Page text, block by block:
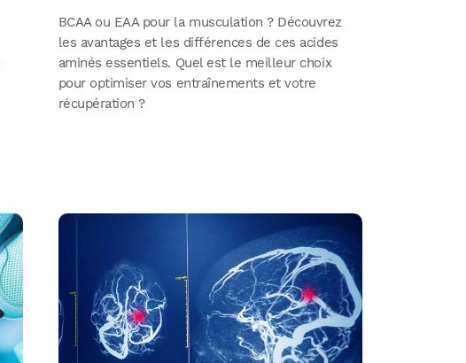
BCAA ou EAA pour la musculation ? Découvrez
les avantages et les différences de ces acides
aminés essentiels. Quel est le meilleur choix
pour optimiser vos entraînements et votre
récupération ?